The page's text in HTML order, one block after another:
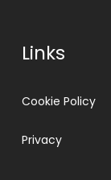
Links
Cookie Policy
Privacy